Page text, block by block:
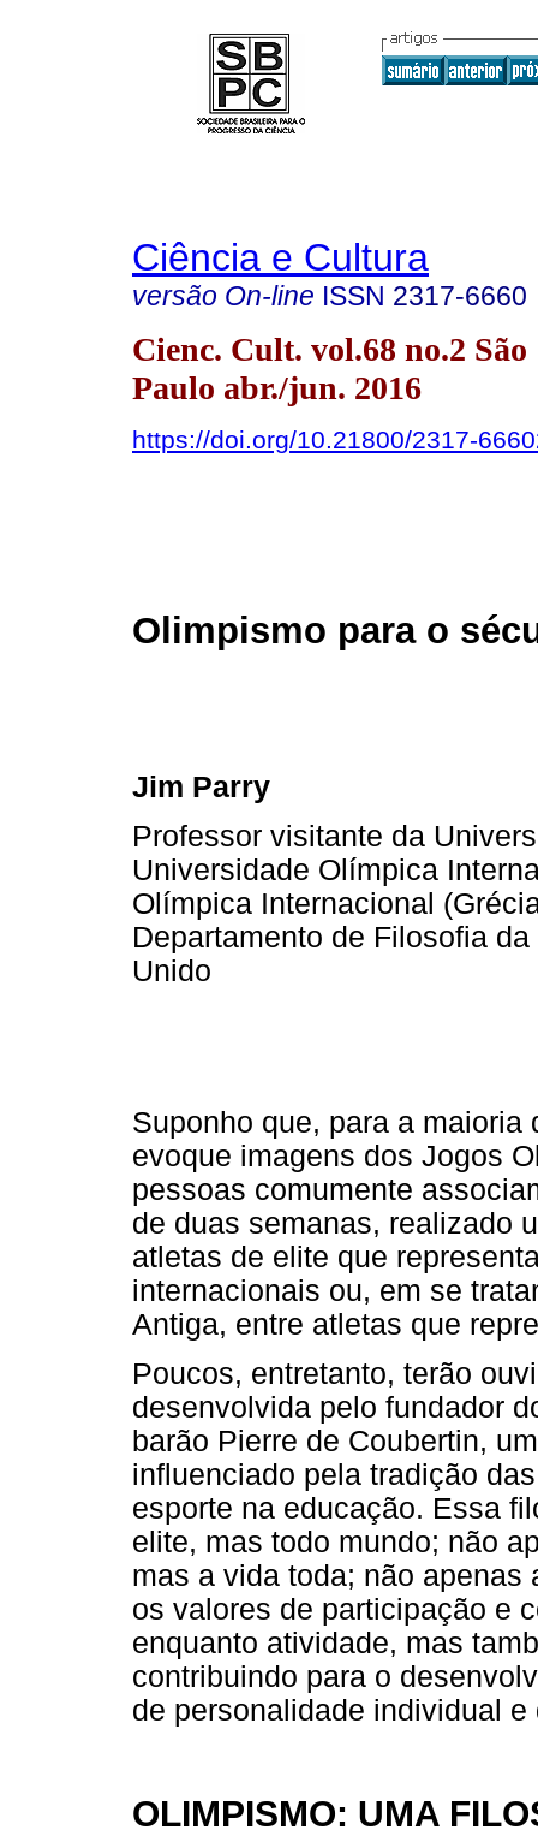
Ciência e Cultura
versão On-line ISSN 2317-6660
Cienc. Cult. vol.68 no.2 São
Paulo abr./jun. 2016
https://doi.org/10.21800/2317-
Olimpismo para o
Jim Parry
Professor visitante da
Universidade Olímpica
Olímpica Internacional
Departamento de Filosofia
Unido
Suponho que, para a
evoque imagens dos Jogos
pessoas comumente
de duas semanas, realizado
atletas de elite que
internacionais ou, em se
Antiga, entre atletas que
Poucos, entretanto, terão
desenvolvida pelo fundador
barão Pierre de Coubertin,
influenciado pela tradição
esporte na educação. Essa
elite, mas todo mundo; não
mas a vida toda; não
os valores de participação e
enquanto atividade, mas
contribuindo para o
de personalidade individual
OLIMPISMO: UMA